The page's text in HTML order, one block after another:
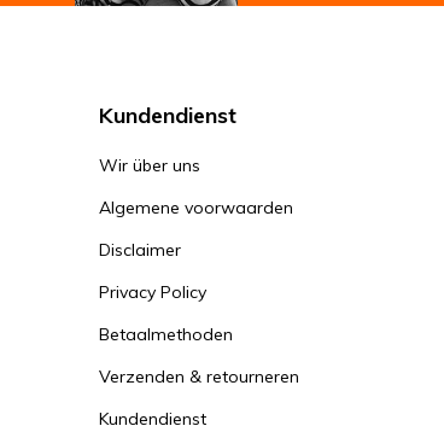
Kundendienst
Wir über uns
Algemene voorwaarden
Disclaimer
Privacy Policy
Betaalmethoden
Verzenden & retourneren
Kundendienst